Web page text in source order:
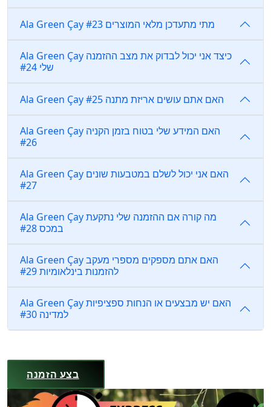
Ala Green Çay מתי מתעדכן מלאי המוצרים #23
Ala Green Çay כיצד אני יכול לבדוק את מצב ההזמנה
שלי #24
Ala Green Çay האם אתם עושים אריזת מתנה #25
Ala Green Çay האם המידע שלי בטוח בזמן הקניה
#26
Ala Green Çay האם אני יכול לשלם במטבעות שונים
#27
Ala Green Çay מה קורה אם ההזמנה שלי נתקעת
במכס #28
Ala Green Çay האם אתם מספקים מספרי מעקב
להזמנות בינלאומיות #29
Ala Green Çay האם יש מבצעים או הנחות ספציפיות
למדינה #30
בצע הזמנה